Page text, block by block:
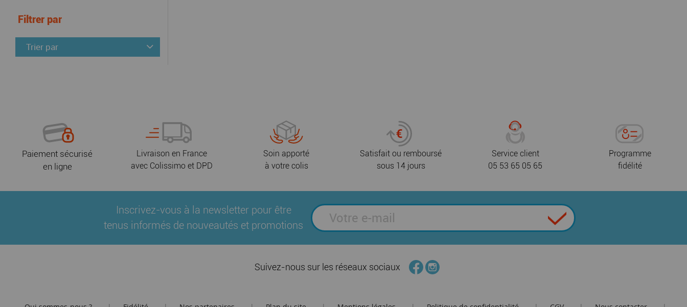
Filtrer par
Trier par
Paiement sécurisé
en ligne
Livraison en France
avec Colissimo et DPD
Soin apporté
à votre colis
Satisfait ou remboursé
sous 14 jours
Service client
05 53 65 05 65
Programme
fidélité
Inscrivez-vous à la newsletter pour être
tenus informés de nouveautés et promotions
Suivez-nous sur les réseaux sociaux